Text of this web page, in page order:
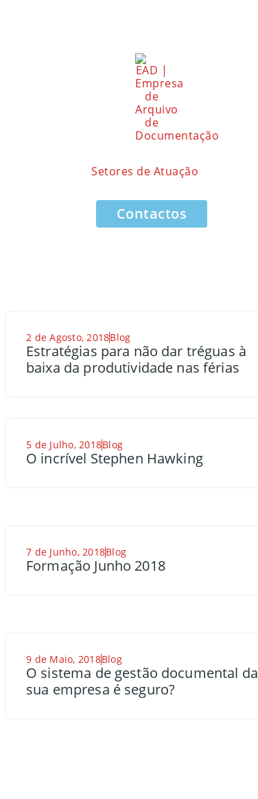
Setores de Atuação
Contactos
2 de Agosto, 2018Blog
Estratégias para não dar tréguas à
baixa da produtividade nas férias
5 de Julho, 2018Blog
O incrível Stephen Hawking
7 de Junho, 2018Blog
Formação Junho 2018
9 de Maio, 2018Blog
O sistema de gestão documental da
sua empresa é seguro?